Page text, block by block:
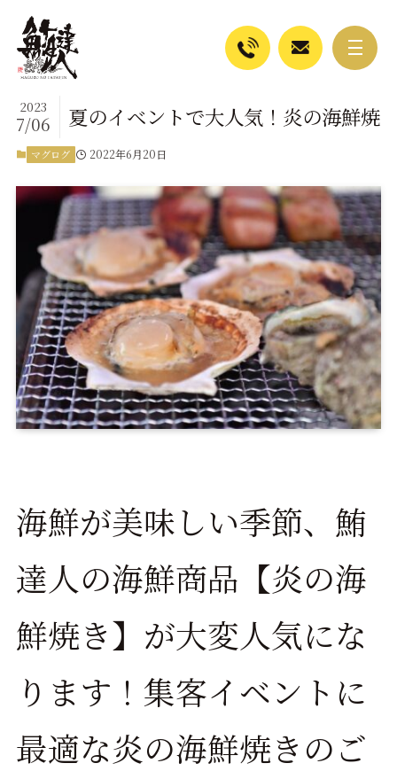
夏のイベントで大人気！炎の海鮮焼
2023
7/06
マグログ 2022年6月20日
海鮮が美味しい季節、鮪
達人の海鮮商品【炎の海
鮮焼き】が大変人気にな
ります！集客イベントに
最適な炎の海鮮焼きのご